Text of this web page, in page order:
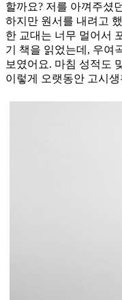
할까요? 저를 아껴주셨
하지만 원서를 내려고
한 교대는 너무 멀어서
기 책을 읽었는데, 우여
보였어요. 마침 성적도
이렇게 오랫동안 고시